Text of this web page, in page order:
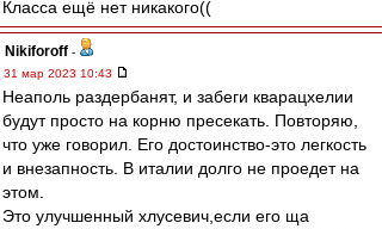
Класса ещё нет никакого((
Nikiforoff -
31 мар 2023 10:43
Неаполь раздербанят, и забеги кварацхелии
будут просто на корню пресекать. Повторяю,
что уже говорил. Его достоинство-это легкость
и внезапность. В италии долго не проедет на
этом.
Это улучшенный хлусевич,если его ща